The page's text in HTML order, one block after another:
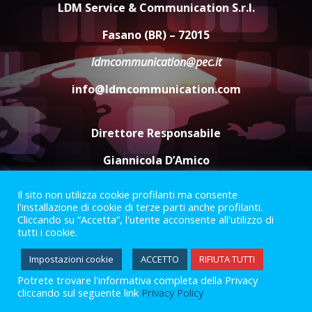
Belvedere. Il rapimento”
6 Agosto 2026 06:15
Serie D, l’Us Fasano è escluso
dal campionato
5 Agosto 2026 17:30
LDM Service & Communication S.r.l.
Fasano (BR) – 72015
ldmcommunication@pec.it
info@ldmcommunication.com
Direttore Responsabile
Giannicola D’Amico
Termini e Condizioni
Privacy Policy
Informazioni Legali
Facebook
Instagram
Youtube
2023 © Gofasano|Powered byCreativestudio
Il sito non utilizza cookie profilanti ma consente
l'installazione di cookie di terze parti anche profilanti.
Cliccando su “Accetta”, l'utente acconsente all'utilizzo di
tutti i cookie.
Impostazioni cookie ACCETTO RIFIUTA TUTTI
Potrete trovare l'informativa completa della Privacy
cliccando sul seguente link Privacy Policy